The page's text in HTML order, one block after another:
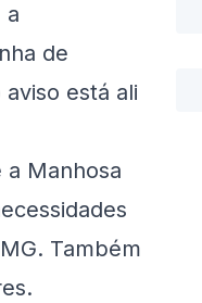
a
de
está ali
a Manhosa
Também